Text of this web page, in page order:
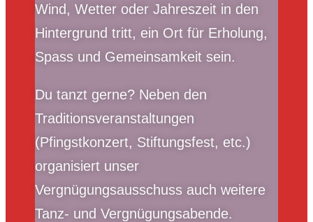
Wind, Wetter oder Jahreszeit in den
Hintergrund tritt, ein Ort für Erholung,
Spass und Gemeinsamkeit sein.
Du tanzt gerne? Neben den
Traditionsveranstaltungen
(Pfingstkonzert, Stiftungsfest, etc.)
organisiert unser
Vergnügungsausschuss auch weitere
Tanz- und Vergnügungsabende.